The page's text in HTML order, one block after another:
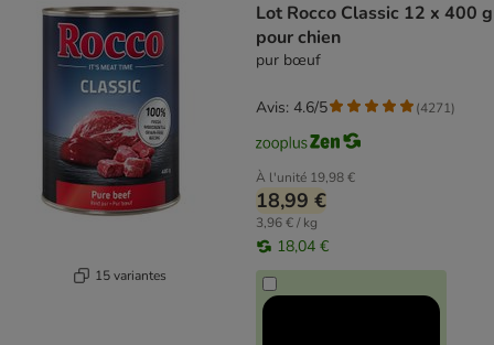
15 variantes
Lot Rocco Classic 12 x 400 g
pour chien
pur bœuf
À l'unité 19,98 €
18,99 €
3,96 € / kg
18,04 €
Avis: 4.6/5 (4271)